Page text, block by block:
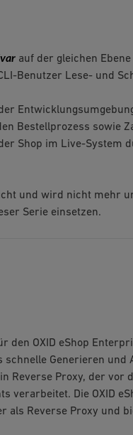
auf der gleichen Ebene
Benutzer Lese- und
Bestellprozess sowie
Shop im Live-System
und wird nicht mehr
Serie einsetzen.
den OXID eShop
Generieren und
Reverse Proxy, der vor
verarbeitet. Die OXID
als Reverse Proxy und